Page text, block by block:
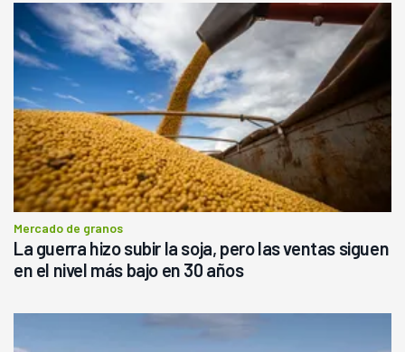
Mercado de granos
La guerra hizo subir la soja, pero las ventas siguen
en el nivel más bajo en 30 años